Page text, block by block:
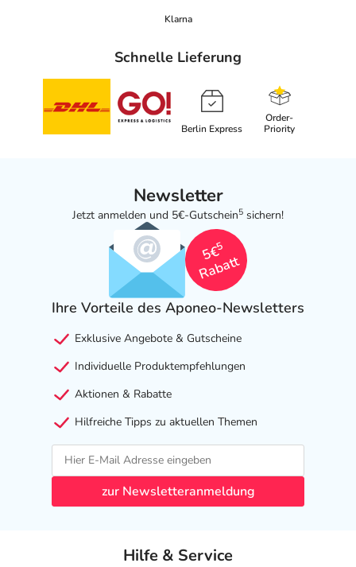
Klarna
Schnelle Lieferung
Berlin Express
Order-
Priority
Newsletter
Jetzt anmelden und 5€-Gutschein5 sichern!
5€
5
Rabatt
Ihre Vorteile des Aponeo-Newsletters
Exklusive Angebote & Gutscheine
Individuelle Produktempfehlungen
Aktionen & Rabatte
Hilfreiche Tipps zu aktuellen Themen
zur Newsletteranmeldung
Hilfe & Service